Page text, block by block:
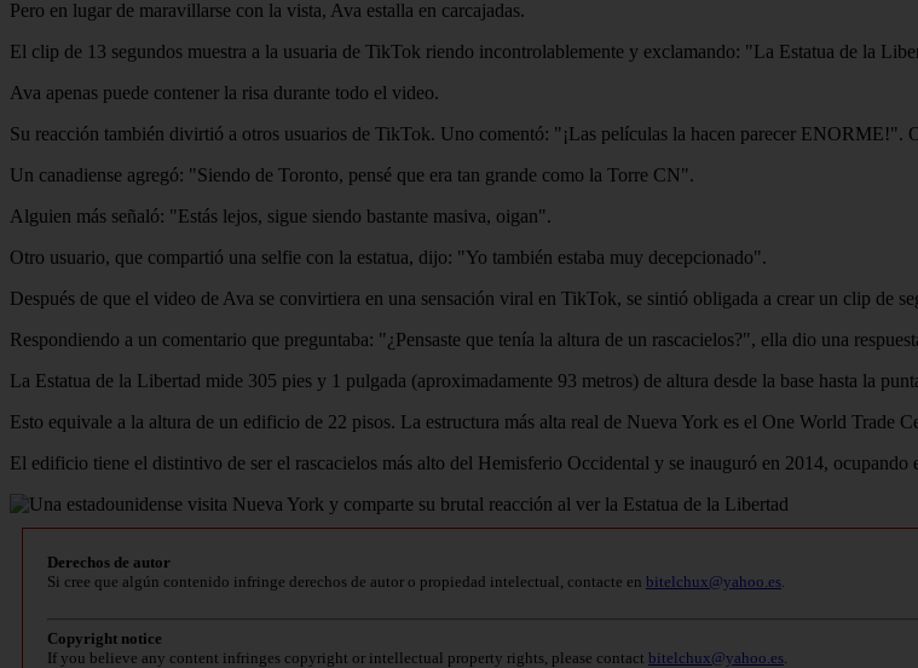
Pero en lugar de maravillarse con la vista, Ava estalla en carcajadas.
El clip de 13 segundos muestra a la usuaria de TikTok riendo incontrolablemente y exclamando: "La Estatua de la
Ava apenas puede contener la risa durante todo el video.
Su reacción también divirtió a otros usuarios de TikTok. Uno comentó: "¡Las películas la hacen parecer ENORME!".
Un canadiense agregó: "Siendo de Toronto, pensé que era tan grande como la Torre CN".
Alguien más señaló: "Estás lejos, sigue siendo bastante masiva, oigan".
Otro usuario, que compartió una selfie con la estatua, dijo: "Yo también estaba muy decepcionado".
Después de que el video de Ava se convirtiera en una sensación viral en TikTok, se sintió obligada a crear un clip de
Respondiendo a un comentario que preguntaba: "¿Pensaste que tenía la altura de un rascacielos?", ella dio una
La Estatua de la Libertad mide 305 pies y 1 pulgada (aproximadamente 93 metros) de altura desde la base hasta la
Esto equivale a la altura de un edificio de 22 pisos. La estructura más alta real de Nueva York es el One World Trade
El edificio tiene el distintivo de ser el rascacielos más alto del Hemisferio Occidental y se inauguró en 2014,
Derechos de autor
Si cree que algún contenido infringe derechos de autor o propiedad intelectual, contacte en bitelchux@yahoo.es
Copyright notice
If you believe any content infringes copyright or intellectual property rights, please contact bitelchux@yahoo.es